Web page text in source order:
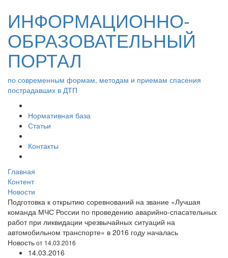
ИНФОРМАЦИОННО-
ОБРАЗОВАТЕЛЬНЫЙ
ПОРТАЛ
по современным формам, методам и приемам спасения
пострадавших в ДТП
Нормативная база
Статьи
Контакты
Главная
Контент
Новости
Подготовка к открытию соревнований на звание «Лучшая
команда МЧС России по проведению аварийно-спасательных
работ при ликвидации чрезвычайных ситуаций на
автомобильном транспорте» в 2016 году началась
Новостьот 14.03.2016
14.03.2016